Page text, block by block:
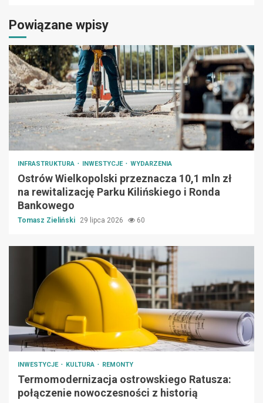
Powiązane wpisy
INFRASTRUKTURA INWESTYCJE WYDARZENIA
Ostrów Wielkopolski przeznacza 10,1 mln zł
na rewitalizację Parku Kilińskiego i Ronda
Bankowego
Tomasz Zieliński 29 lipca 2026 60
INWESTYCJE KULTURA REMONTY
Termomodernizacja ostrowskiego Ratusza:
połączenie nowoczesności z historią